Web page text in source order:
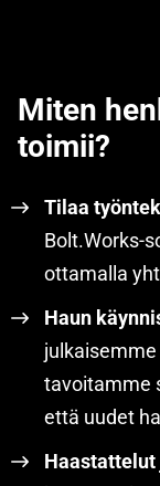
Miten
toimii?
Tilaa
Bolt.Works-
ottamalla
Haun
tavoitamme
että uudet
Haastattelut